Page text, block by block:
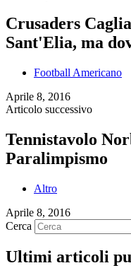
Crusaders
Sant'Elia, ma
Football Americano
Aprile 8, 2016
Articolo successivo
Tennistavolo
Paralimpismo
Altro
Aprile 8, 2016
Cerca
Ultimi articoli